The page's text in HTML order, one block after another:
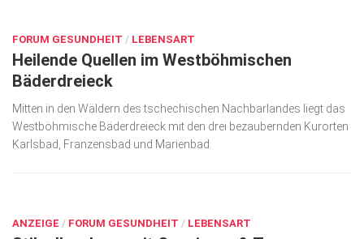
Kampf gegen Krebs
Hören
Lebensart
FORUM GESUNDHEIT / LEBENSART
Heilende Quellen im Westböhmischen
Bäderdreieck
Mitten in den Wäldern des tschechischen Nachbarlandes liegt das
Westböhmische Bäderdreieck mit den drei bezaubernden Kurorten
Karlsbad, Franzensbad und Marienbad.
ANZEIGE / FORUM GESUNDHEIT / LEBENSART